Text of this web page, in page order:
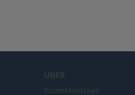
ÜBER
Kontaktanfrage